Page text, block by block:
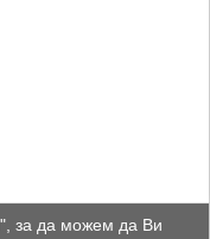
за да можем да Ви